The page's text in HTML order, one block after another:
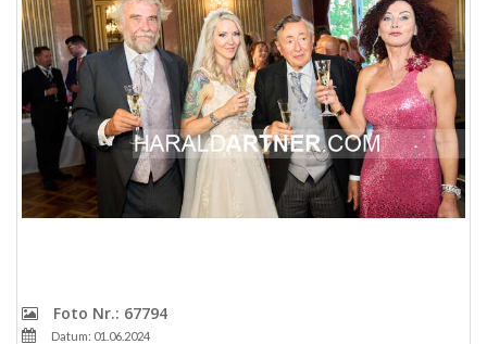
Foto Nr.: 67794
Datum: 01.06.2024